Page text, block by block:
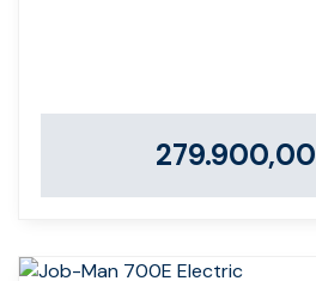
279.900,00